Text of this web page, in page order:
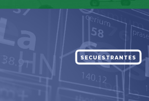
SECUESTRANTES